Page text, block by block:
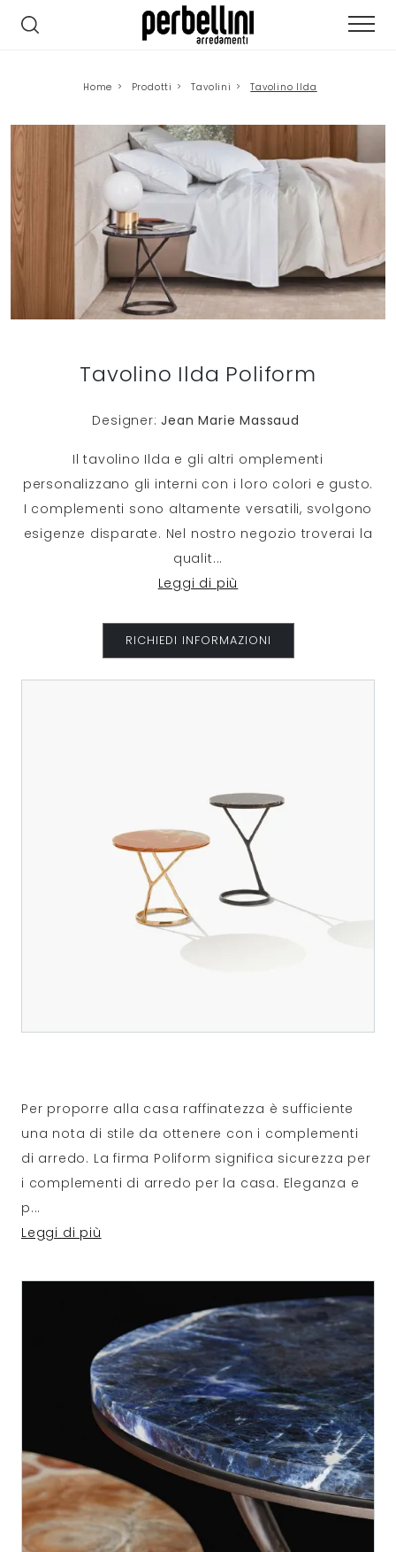
Home > Prodotti > Tavolini > Tavolino Ilda
Tavolino Ilda Poliform
Designer:Jean Marie Massaud
Il tavolino Ilda e gli altri omplementi
personalizzano gli interni con i loro colori e gusto.
I complementi sono altamente versatili, svolgono
esigenze disparate. Nel nostro negozio troverai la
qualit...
Leggi di più
RICHIEDI INFORMAZIONI
Per proporre alla casa raffinatezza è sufficiente
una nota di stile da ottenere con i complementi
di arredo. La firma Poliform significa sicurezza per
i complementi di arredo per la casa. Eleganza e
p...
Leggi di più